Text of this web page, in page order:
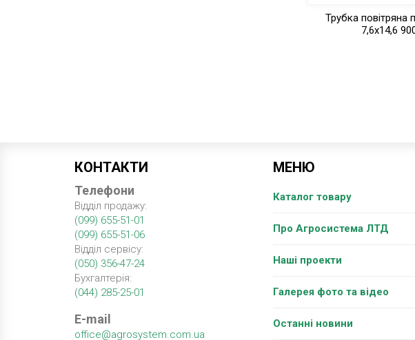
Трубка повітряна
7,6х14,6
КОНТАКТИ
Телефони
Відділ продажу:
(099) 655-51-01
(099) 655-51-06
Відділ сервісу:
(050) 356-47-24
Бухгалтерія:
(044) 285-25-01
E-mail
office@agrosystem.com.ua
МЕНЮ
Каталог товару
Про Агросистема ЛТД
Наші проекти
Галерея фото та відео
Останні новини